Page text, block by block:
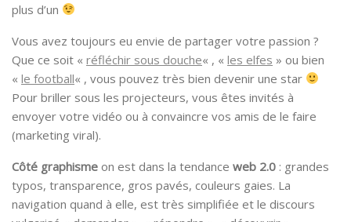
plus d’un
Vous avez toujours eu envie de partager votre passion ?
Que ce soit « réfléchir sous douche« , « les elfes » ou bien
« le football« , vous pouvez très bien devenir une star
Pour briller sous les projecteurs, vous êtes invités à
envoyer votre vidéo ou à convaincre vos amis de le faire
(marketing viral).
Côté graphisme on est dans la tendance web 2.0 : grandes
typos, transparence, gros pavés, couleurs gaies. La
navigation quand à elle, est très simplifiée et le discours